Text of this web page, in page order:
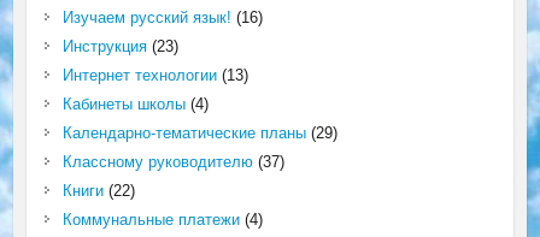
Изучаем русский язык! (16)
Инструкция(23)
Интернет технологии(13)
Кабинеты школы(4)
Календарно-тематические планы(29)
Классному руководителю(37)
Книги(22)
Коммунальные платежи(4)